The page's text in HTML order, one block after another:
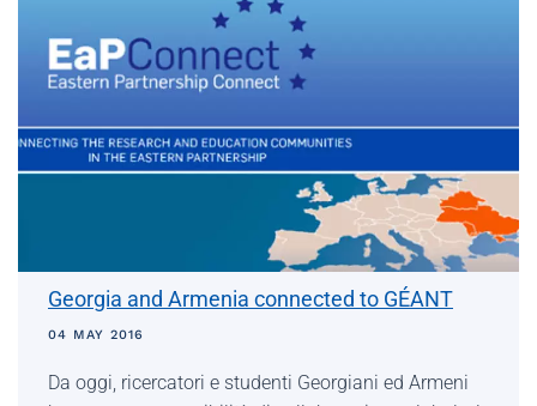
Georgia and Armenia connected to GÉANT
04 MAY 2016
Da oggi, ricercatori e studenti Georgiani ed Armeni